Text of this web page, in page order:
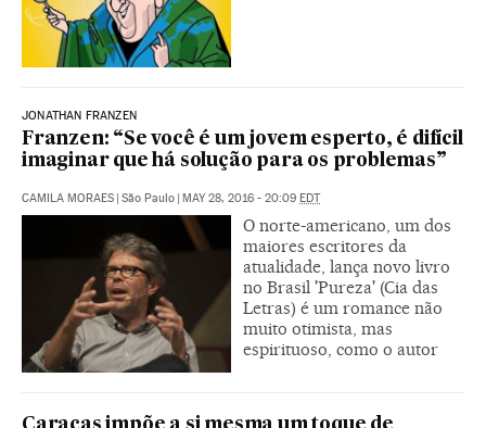
JONATHAN FRANZEN
Franzen: “Se você é um jovem esperto, é difícil
imaginar que há solução para os problemas”
CAMILA MORAES | São Paulo | MAY 28, 2016 - 20:09 EDT
O norte-americano, um dos
maiores escritores da
atualidade, lança novo livro
no Brasil 'Pureza' (Cia das
Letras) é um romance não
muito otimista, mas
espirituoso, como o autor